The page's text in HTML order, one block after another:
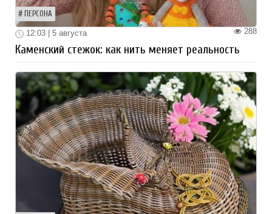
ПЕРСОНА
288
12:03 | 5 августа
Каменский стежок: как нить меняет реальность